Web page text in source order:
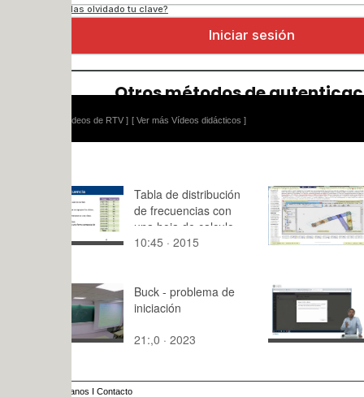
[ Ver más Vídeos didácticos ]
Tabla de distribución
de frecuencias con
una hoja de calculo
10:45 · 2015
Máquinas
TM -
Tramo 06
10:02 ·
Buck - problema de
iniciación
21:,0 · 2023
Agregar
equipo
2:23 · 2018